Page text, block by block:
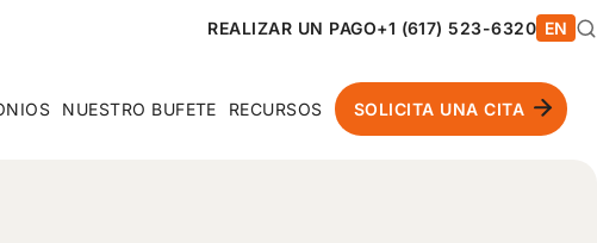
REALIZAR UN PAGO+1 (617) 523-6320 EN
NUESTRO BUFETE RECURSOS SOLICITA UNA CITA